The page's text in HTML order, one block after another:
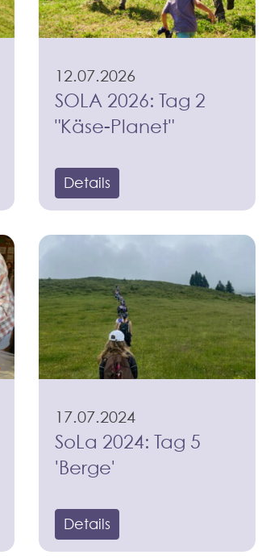
12.07.2026
SOLA 2026: Tag 2
"Käse-Planet"
Details
17.07.2024
SoLa 2024: Tag 5
'Berge'
Details